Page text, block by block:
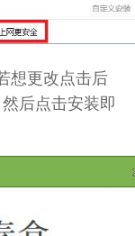
想更改点击后
后点击安装即